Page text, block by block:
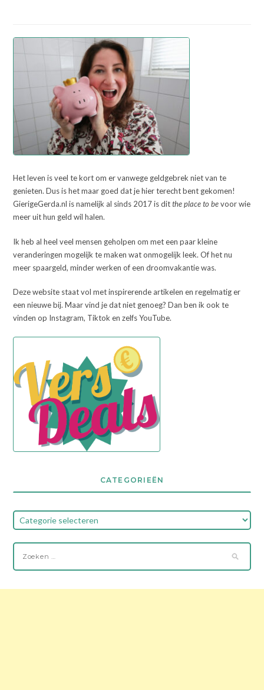
Het leven is veel te kort om er vanwege geldgebrek niet van te
genieten. Dus is het maar goed dat je hier terecht bent gekomen!
GierigeGerda.nl is namelijk al sinds 2017 is ditthe place to bevoor wie
meer uit hun geld wil halen.
Ik heb al heel veel mensen geholpen om met een paar kleine
veranderingen mogelijk te maken wat onmogelijk leek. Of het nu
meer spaargeld, minder werken of een droomvakantie was.
Deze website staat vol met inspirerende artikelen en regelmatig er
een nieuwe bij. Maar vind je dat niet genoeg? Dan ben ik ook te
vinden op Instagram, Tiktok en zelfs YouTube.
CATEGORIEËN